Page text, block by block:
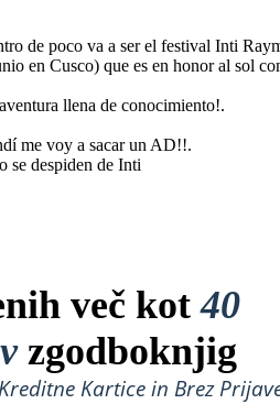
de poco va a ser el festival Inti
en Cusco) que es en honor al sol
llena de conocimiento!.
me voy a sacar un AD!!.
se despiden de Inti
več kot40
zgodboknjig
Kartice in Brez